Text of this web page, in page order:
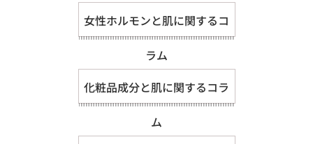
女性ホルモンと肌に関するコ
ラム
化粧品成分と肌に関するコラ
ム